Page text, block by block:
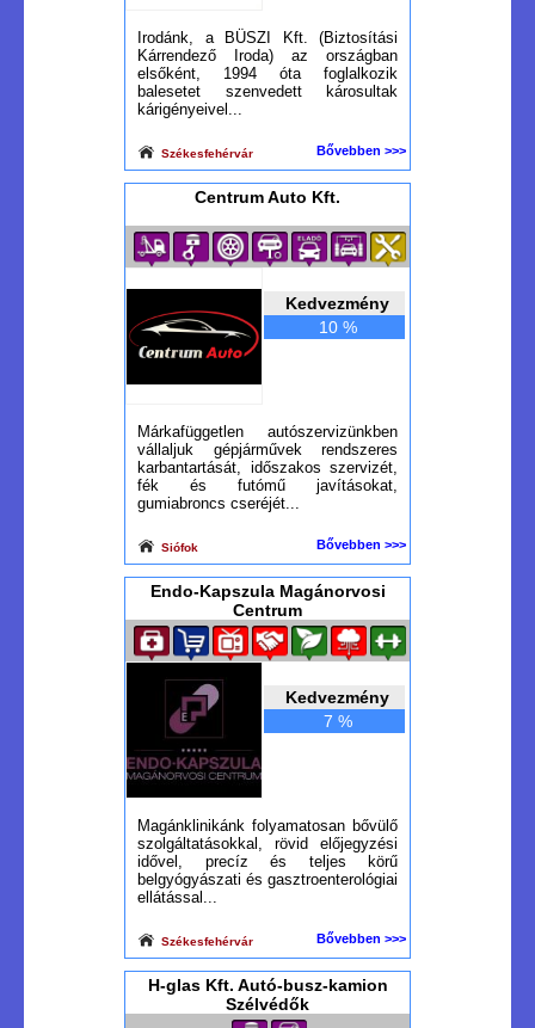
Irodánk, a BÜSZI Kft. (Biztosítási
Kárrendező Iroda) az országban
elsőként, 1994 óta foglalkozik
balesetet szenvedett károsultak
kárigényeivel...
Székesfehérvár Bővebben >>>
Centrum Auto Kft.
Kedvezmény
10 %
Márkafüggetlen autószervizünkben
vállaljuk gépjárművek rendszeres
karbantartását, időszakos szervizét,
fék és futómű javításokat,
gumiabroncs cseréjét...
Siófok Bővebben >>>
Endo-Kapszula Magánorvosi
Centrum
Kedvezmény
7 %
Magánklinikánk folyamatosan bővülő
szolgáltatásokkal, rövid előjegyzési
idővel, precíz és teljes körű
belgyógyászati és gasztroenterológiai
ellátással...
Székesfehérvár Bővebben >>>
H-glas Kft. Autó-busz-kamion
Szélvédők